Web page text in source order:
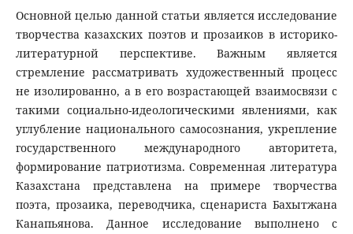
Основной целью данной статьи является исследование
творчества казахских поэтов и прозаиков в историко-
литературной перспективе. Важным является
стремление рассматривать художественный процесс
не изолированно, а в его возрастающей взаимосвязи с
такими социально-идеологическими явлениями, как
углубление национального самосознания, укрепление
государственного международного авторитета,
формирование патриотизма. Современная литература
Казахстана представлена на примере творчества
поэта, прозаика, переводчика, сценариста Бахытжана
Канапьянова. Данное исследование выполнено с